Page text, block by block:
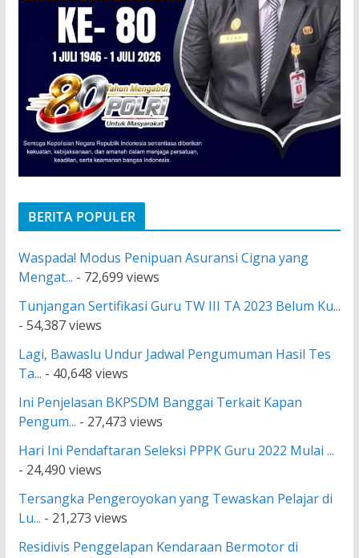
BERITA POPULER
Waspada! Modus Penipuan Asuransi Cigna yang
Mengat... - 72,699 views
Tunjangan Sertifikasi Guru TW III TA 2023 Belum Ku...
- 54,387 views
Lagi, Bawaslu Undur Jadwal Pengumuman Hasil Tes
Ta... - 40,648 views
Ini Penjelasan BKPSDM Banggai Terkait Kapan
Pengum... - 27,473 views
Hari Ini Pendaftaran Seleksi PPPK Guru 2022 Mulai ...
- 24,490 views
Tersangka Pengeroyokan yang Tewaskan Pelajar di
Lu... - 21,273 views
Residivis Penggelapan Kendaraan Bermotor di